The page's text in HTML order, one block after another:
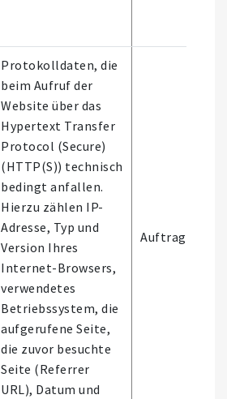
Protokolldaten, die
beim Aufruf der
Website über das
Hypertext Transfer
Protocol (Secure)
(HTTP(S)) technisch
bedingt anfallen.
Hierzu zählen IP-
Adresse, Typ und
Version Ihres
Internet-Browsers,
verwendetes
Betriebssystem, die
aufgerufene Seite,
die zuvor besuchte
Seite (Referrer
URL), Datum und